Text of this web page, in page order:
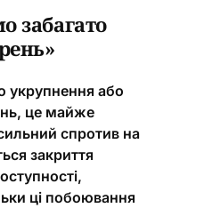
забагато
укрупнення або
це майже
спротив на
закриття
ці побоювання